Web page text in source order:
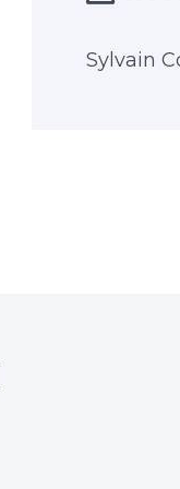
Sylvain